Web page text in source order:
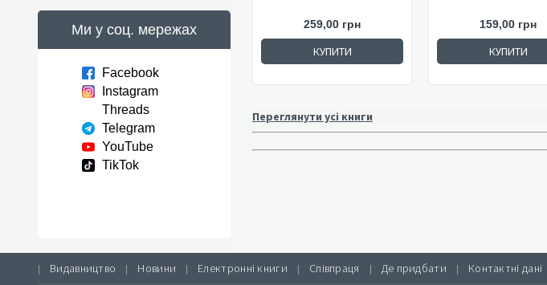
Ми у соц. мережах
Facebook
Instagram
Threads
Telegram
YouTube
TikTok
259,00 грн
КУПИТИ
159,00 грн
КУПИТИ
Переглянути усі книги
| Видавництво | Новини | Електронні книги | Співпраця | Де придбати | Контактні дані